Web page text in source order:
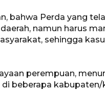
bahwa Perda yang
namun harus
sehingga
perempuan,
beberapa